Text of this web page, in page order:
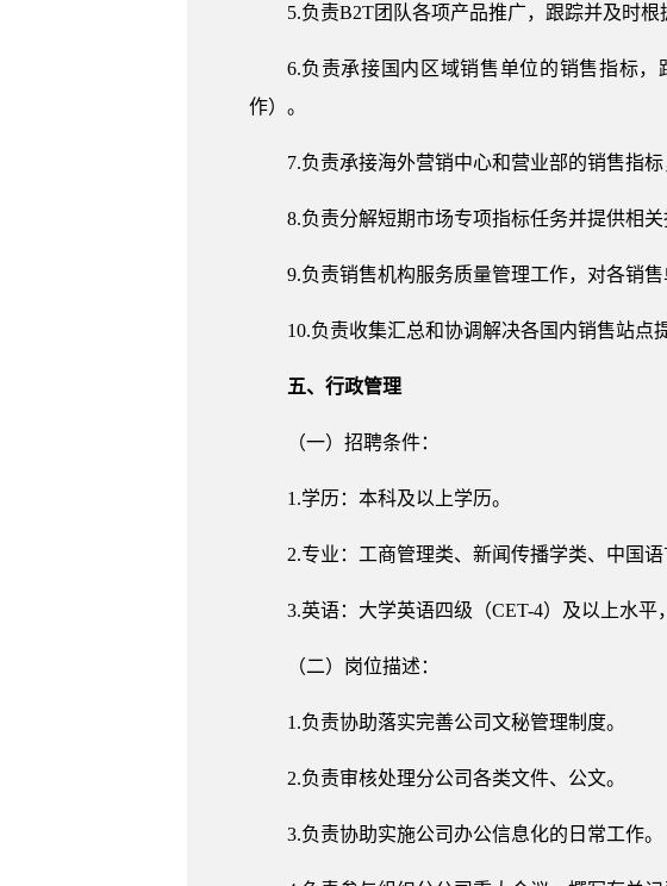
5.负责B2T团队各项产品推广，跟踪并及时
6.负责承接国内区域销售单位的销售指标
作）。
7.负责承接海外营销中心和营业部的销售指
8.负责分解短期市场专项指标任务并提供相
9.负责销售机构服务质量管理工作，对各销
10.负责收集汇总和协调解决各国内销售站点
五、行政管理
（一）招聘条件：
1.学历：本科及以上学历。
2.专业：工商管理类、新闻传播学类、中国
3.英语：大学英语四级（CET-4）及以上水平
（二）岗位描述：
1.负责协助落实完善公司文秘管理制度。
2.负责审核处理分公司各类文件、公文。
3.负责协助实施公司办公信息化的日常工作。